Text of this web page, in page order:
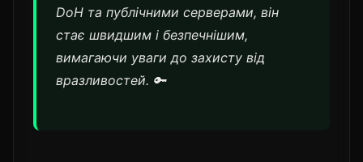
DoH та публічними серверами, він
стає швидшим і безпечнішим,
вимагаючи уваги до захисту від
вразливостей. 🔑